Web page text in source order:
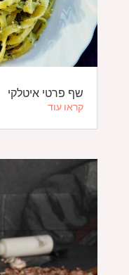
שף פרטי איטלקי
קראו עוד